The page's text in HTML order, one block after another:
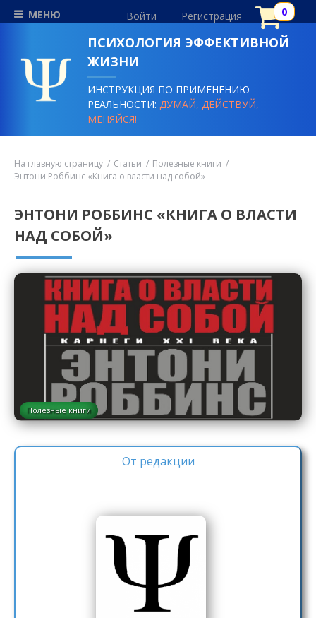
МЕНЮ Войти Регистрация
ПСИХОЛОГИЯ ЭФФЕКТИВНОЙ
ЖИЗНИ
ИНСТРУКЦИЯ ПО ПРИМЕНЕНИЮ
РЕАЛЬНОСТИ:ДУМАЙ, ДЕЙСТВУЙ,
МЕНЯЙСЯ!
На главную страницу Статьи
Полезные книги
Энтони Роббинс «Книга о власти над собой»
ЭНТОНИ РОББИНС «КНИГА О ВЛАСТИ
НАД СОБОЙ»
Полезные книги
От редакции